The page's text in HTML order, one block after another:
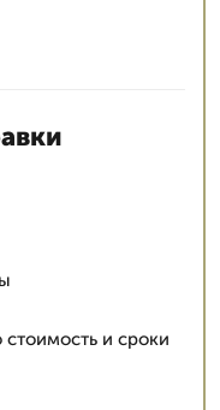
и сроки